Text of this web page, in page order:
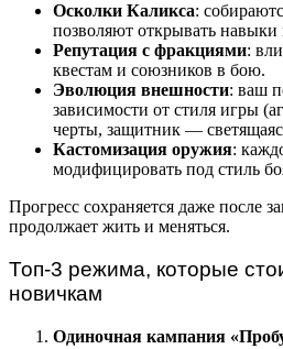
Осколки Каликса:
позволяют открывать навыки
Репутация с фракциями:
квестам и союзников в бою.
Эволюция внешности: ваш
зависимости от стиля игры
черты, защитник —
Кастомизация оружия:
модифицировать под стиль
Прогресс сохраняется даже после
продолжает жить и меняться.
Топ-3 режима, которые
новичкам
Одиночная кампания